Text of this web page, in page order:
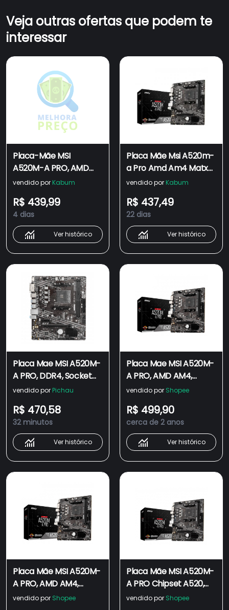
Veja outras ofertas que podem te
interessar
Placa-Mãe MSI
A520M-A PRO, AMD
AM4, MATX, DDR4
vendido por Kabum
R$ 439,99
4 dias
Ver histórico
Placa Mãe Msi A520m-
a Pro Amd Am4 Matx
Ddr4 Hdmi Gigalan
vendido por Kabum
R$ 437,49
22 dias
Ver histórico
Placa Mae MSI A520M-
A PRO, DDR4, Socket
AM4, M-ATX, Chipset
PRO
vendido por Pichau
R$ 470,58
32 minutos
Ver histórico
Placa Mae MSI A520M-
A PRO, AMD AM4,
mATX, DDR4
vendido por Shopee
R$ 499,90
cerca de 2 anos
Ver histórico
Placa Mãe MSI A520M-
A PRO, AMD AM4,
mATX, DDR4
vendido por Shopee
Placa Mãe MSI A520M-
A PRO Chipset A520,
AMD AM4, mATX, DDR4
vendido por Shopee